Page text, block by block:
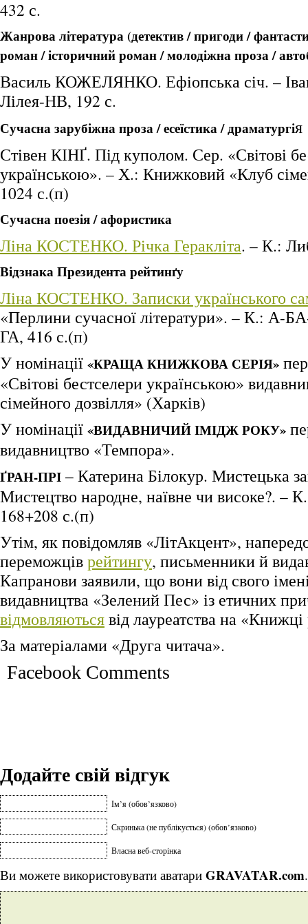
432 с.
Жанрова література (детектив / пригоди /
роман / історичний роман / молодіжна проза /
Василь КОЖЕЛЯНКО. Ефіопська січ. –
Лілея-НВ, 192 с.
Сучасна зарубіжна проза / есеїстика / драматургія
Стівен КІНҐ. Під куполом. Сер. «Світові
українською». – Х.: Книжковий «Клуб
1024 с.(п)
Сучасна поезія / афористика
Ліна КОСТЕНКО. Річка Геракліта. – К.:
Відзнака Президента рейтинґу
Ліна КОСТЕНКО. Записки українського
«Перлини сучасної літератури». – К.:
ГА, 416 с.(п)
У номінації «КРАЩА КНИЖКОВА СЕРІЯ»
«Світові бестселери українською»
сімейного дозвілля» (Харків)
У номінації «ВИДАВНИЧИЙ ІМІДЖ РОКУ»
видавництво «Темпора».
ҐРАН-ПРІ – Катерина Білокур. Мистецька
Мистецтво народне, наївне чи високе?. –
168+208 с.(п)
Утім, як повідомляв «ЛітАкцент»,
переможціврейтингу, письменники й
Капранови заявили, що вони від свого
видавництва «Зелений Пес» із етичних
відмовляютьсявід лауреатства на
За матеріалами «Друга читача».
Facebook Comments
Додайте свій відгук
Ім’я (обов’язково)
Скринька (не публікується) (обов’язково)
Власна веб-сторінка
Ви можете використовувати аватари GRAVATAR.com.